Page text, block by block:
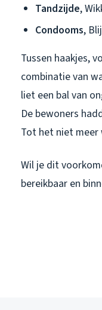
Tandzijde,
Condooms,
Tussen haakjes,
combinatie van
liet een bal van
De bewoners
Tot het niet meer
Wil je dit
bereikbaar en